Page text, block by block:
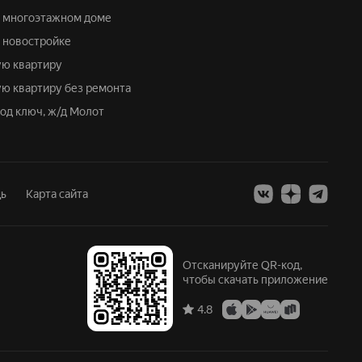
многоэтажном доме
новостройке
квартиру
квартиру без ремонта
ключ, ж/д Молот
Карта сайта
Отсканируйте QR-код,
чтобы скачать приложение
4.8